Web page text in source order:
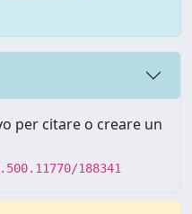
per citare o creare un
188341